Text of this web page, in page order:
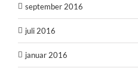
september 2016
juli 2016
januar 2016